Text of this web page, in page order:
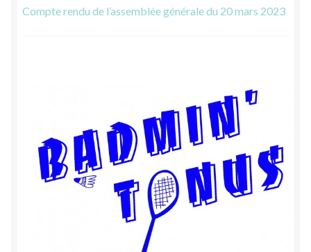
Compte rendu de l’assemblée générale du 20 mars 2023